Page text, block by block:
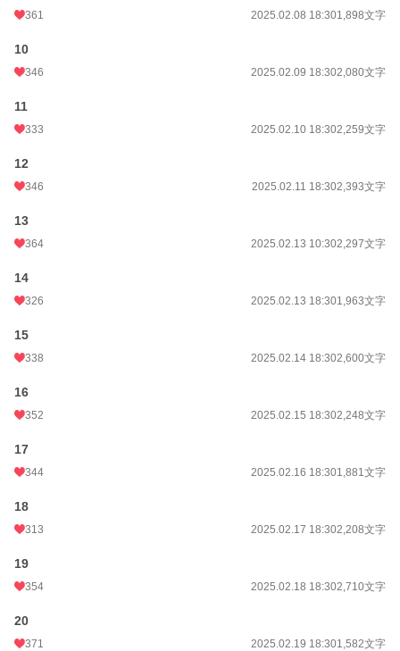
361 2025.02.08 18:301,898文字
10
346 2025.02.09 18:302,080文字
11
333 2025.02.10 18:302,259文字
12
346 2025.02.11 18:302,393文字
13
364 2025.02.13 10:302,297文字
14
326 2025.02.13 18:301,963文字
15
338 2025.02.14 18:302,600文字
16
352 2025.02.15 18:302,248文字
17
344 2025.02.16 18:301,881文字
18
313 2025.02.17 18:302,208文字
19
354 2025.02.18 18:302,710文字
20
371 2025.02.19 18:301,582文字